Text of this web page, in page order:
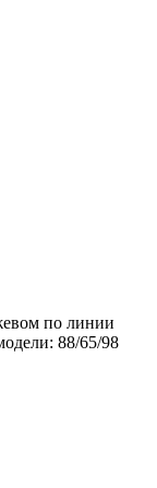
по линии
88/65/98